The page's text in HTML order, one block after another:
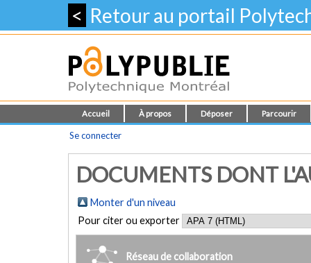
< Retour au portail
Accueil À propos Déposer Parcourir
Se connecter
DOCUMENTS DONT
Monter d'un niveau
Pour citer ou exporter
Réseau de collaboration